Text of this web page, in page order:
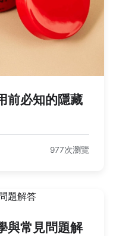
前必知的隱藏
977次瀏覽
與常見問題解